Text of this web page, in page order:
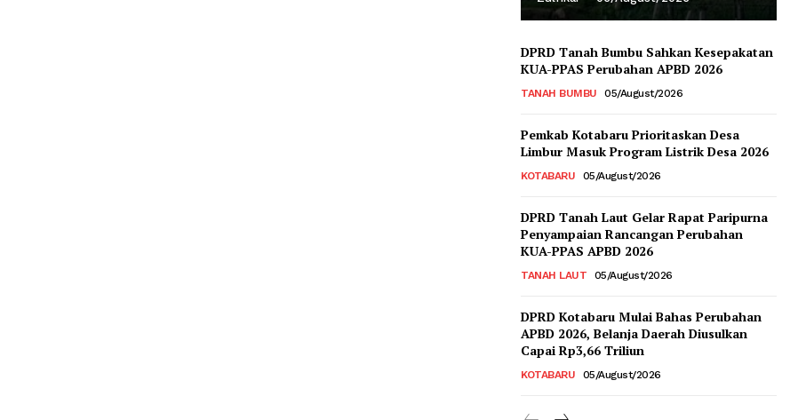
DPRD Tanah Bumbu Sahkan Kesepakatan
KUA-PPAS Perubahan APBD 2026
TANAH BUMBU 05/August/2026
Pemkab Kotabaru Prioritaskan Desa
Limbur Masuk Program Listrik Desa 2026
KOTABARU 05/August/2026
DPRD Tanah Laut Gelar Rapat Paripurna
Penyampaian Rancangan Perubahan
KUA-PPAS APBD 2026
TANAH LAUT 05/August/2026
DPRD Kotabaru Mulai Bahas Perubahan
APBD 2026, Belanja Daerah Diusulkan
Capai Rp3,66 Triliun
KOTABARU 05/August/2026